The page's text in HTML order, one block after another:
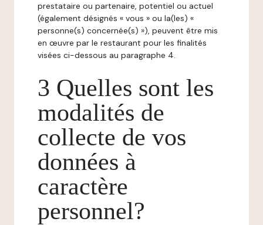
prestataire ou partenaire, potentiel ou actuel
(également désignés « vous » ou la(les) «
personne(s) concernée(s) »), peuvent être mis
en œuvre par le restaurant pour les finalités
visées ci-dessous au paragraphe 4.
3 Quelles sont les
modalités de
collecte de vos
données à
caractère
personnel?